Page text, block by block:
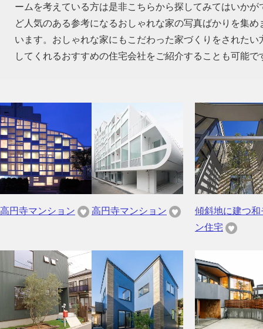
ームを考えている方は是非こちらから探してみてはいか
ど人気のある参考になるおしゃれな家の写真ばかりを集
います。おしゃれな家にもこだわった家づくりをされた
してくれるおすすめの住宅会社をご紹介することも可能で
高円寺マンション 高円寺マンション
傾斜地に建つ和
ン住宅